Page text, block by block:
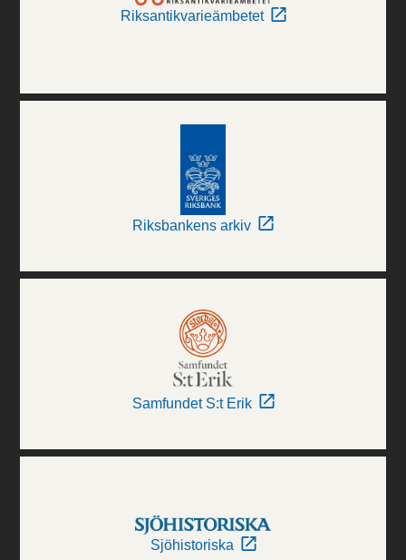
Riksantikvarieämbetet
Riksbankens arkiv
Samfundet S:t Erik
Sjöhistoriska